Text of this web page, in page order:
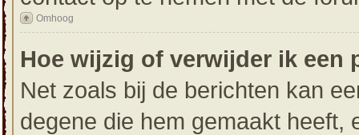
Omhoog
Hoe wijzig of verwijder ik een
Net zoals bij de berichten kan
degene die hem gemaakt heeft,